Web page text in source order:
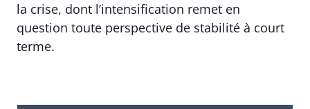
la crise, dont l’intensification remet en
question toute perspective de stabilité à court
terme.